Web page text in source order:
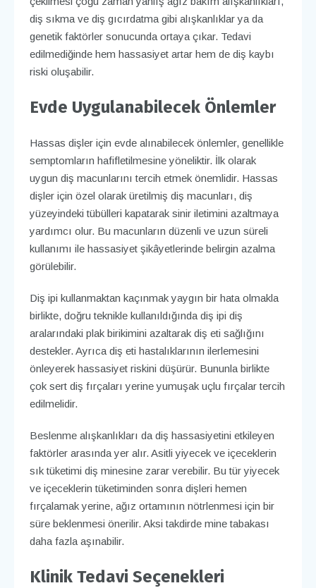
diş sıkma ve diş gıcırdatma gibi alışkanlıklar ya da
genetik faktörler sonucunda ortaya çıkar. Tedavi
edilmediğinde hem hassasiyet artar hem de diş kaybı
riski oluşabilir.
Evde Uygulanabilecek Önlemler
Hassas dişler için evde alınabilecek önlemler, genellikle
semptomların hafifletilmesine yöneliktir. İlk olarak
uygun diş macunlarını tercih etmek önemlidir. Hassas
dişler için özel olarak üretilmiş diş macunları, diş
yüzeyindeki tübülleri kapatarak sinir iletimini azaltmaya
yardımcı olur. Bu macunların düzenli ve uzun süreli
kullanımı ile hassasiyet şikâyetlerinde belirgin azalma
görülebilir.
Diş ipi kullanmaktan kaçınmak yaygın bir hata olmakla
birlikte, doğru teknikle kullanıldığında diş ipi diş
aralarındaki plak birikimini azaltarak diş eti sağlığını
destekler. Ayrıca diş eti hastalıklarının ilerlemesini
önleyerek hassasiyet riskini düşürür. Bununla birlikte
çok sert diş fırçaları yerine yumuşak uçlu fırçalar tercih
edilmelidir.
Beslenme alışkanlıkları da diş hassasiyetini etkileyen
faktörler arasında yer alır. Asitli yiyecek ve içeceklerin
sık tüketimi diş minesine zarar verebilir. Bu tür yiyecek
ve içeceklerin tüketiminden sonra dişleri hemen
fırçalamak yerine, ağız ortamının nötrlenmesi için bir
süre beklenmesi önerilir. Aksi takdirde mine tabakası
daha fazla aşınabilir.
Klinik Tedavi Seçenekleri